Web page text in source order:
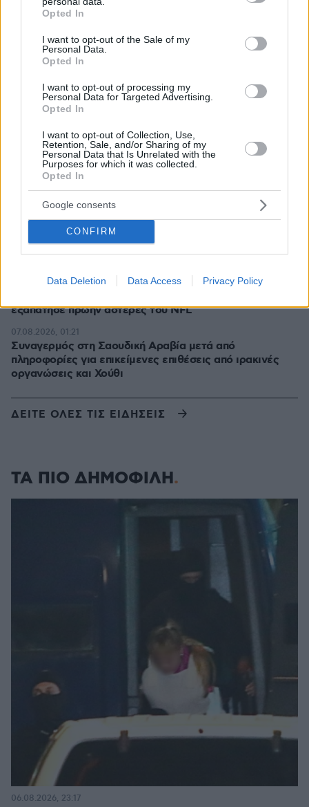
grant or deny consent to Google and its third-party tags to
use your data for below specified purposes in below Google
consent section.
Opted In
I want to opt-out of the Sale of my
Personal Data.
Opted In
I want to opt-out of processing my
Personal Data for Targeted Advertising.
Opted In
I want to opt-out of Collection, Use,
Retention, Sale, and/or Sharing of my
Personal Data that Is Unrelated with the
Purposes for which it was collected.
Opted In
Google consents
CONFIRM
Data Deletion Data Access Privacy Policy
Επεισόδια μεταξύ διαδηλωτών και αστυνομικών έξω
από τη Γερουσία στην Αργεντινή, δείτε βίντεο
07.08.2026, 04:13
Σαουδική Αραβία, Τουρκία και Πακιστάν ετοιμάζονται
να υπογράψουν συμφωνία αμοιβαίας άμυνας
07.08.2026, 03:38
Συνελήφθη πρώην κυβερνήτης πολιτείας του Μεξικού
για την εξαφάνιση των 43 φοιτητών το 2014
Τουλάχιστον 11 τραυματίες σε επιθέσεις των Χούθι στη
07.08.2026, 02:35
Γκολ ο Παυλίδης στη εξάρα της Μπενφίκα στη Χαρτς και
μια ανάσα από τα play-offs του Europa League, δείτε τα
07.08.2026, 02:10
εξαπάτησε πρώην αστέρες του NFL
07.08.2026, 01:44
Συναγερμός στη Σαουδική Αραβία μετά από
πληροφορίες για επικείμενες επιθέσεις από ιρακινές
οργανώσεις και Χούθι
07.08.2026, 01:21
ΔΕΙΤΕ ΟΛΕΣ ΤΙΣ ΕΙΔΗΣΕΙΣ
ΤΑ ΠΙΟ ΔΗΜΟΦΙΛΗ
06.08.2026, 23:17